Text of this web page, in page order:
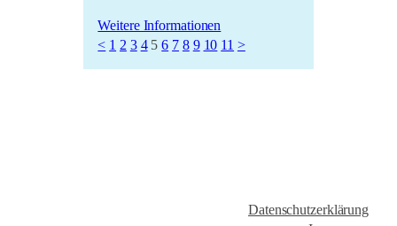
Weitere Informationen
< 1 2 3 4 5 6 7 8 9 10 11 >
Datenschutzerklärung